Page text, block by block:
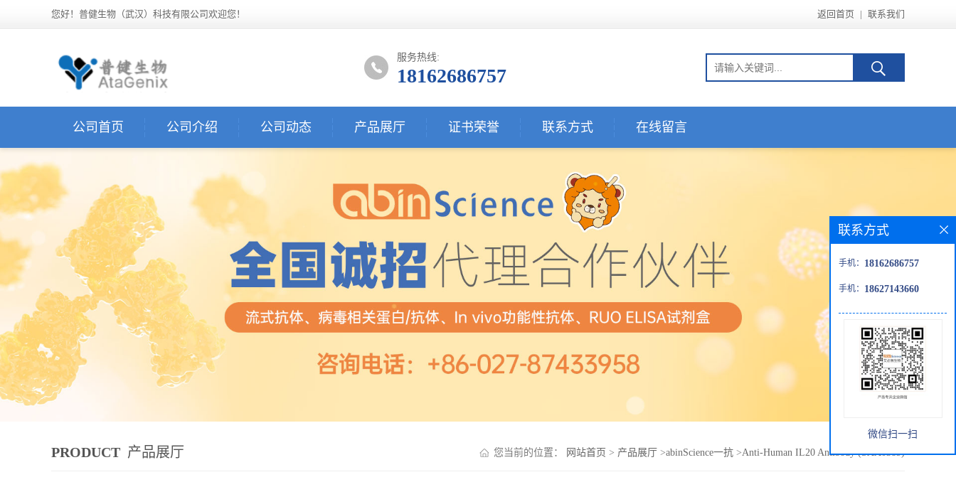
您好！普健生物（武汉）科技有限公司欢迎您！ 返回首页 | 联系我们
服务热线:
18162686757
公司首页 公司介绍 公司动态 产品展厅 证书荣誉 联系方式 在线留言
PRODUCT 产品展厅 您当前的位置： 网站首页 > 产品展厅 >abinScience一抗 >Anti-Human IL20 Antibody (SAA0389)
联系方式
手机： 18162686757
手机： 18627143660
微信扫一扫